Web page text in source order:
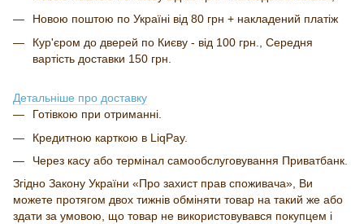
Новою поштою по Україні від 80 грн + накладений платіж
Кур'єром до дверей по Києву - від 100 грн., Середня
вартість доставки 150 грн.
Детальніше про доставку
Готівкою при отриманні.
Кредитною карткою в LiqPay.
Через касу або термінал самообслуговування Приватбанк.
Згідно Закону України «Про захист прав споживача», Ви
можете протягом двох тижнів обміняти товар на такий же або
здати за умовою, що товар не використовувався покупцем і